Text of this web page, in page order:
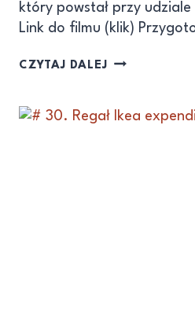
który powstał przy
Link do filmu (klik)
CZYTAJ DALEJ